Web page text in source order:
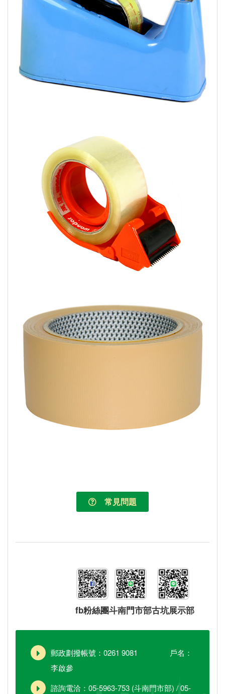
常見問題
fb粉絲團斗南門市部古坑展示部
郵政劃撥帳號：0261 9081 戶名：
李啟參
諮詢電洽：05-5963-753 (斗南門市部) / 05-